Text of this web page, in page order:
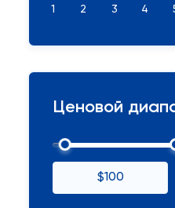
1 2 3 4
Ценовой
$100